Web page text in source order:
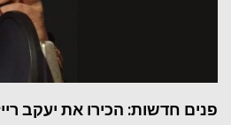
פנים חדשות: הכירו את יעקב